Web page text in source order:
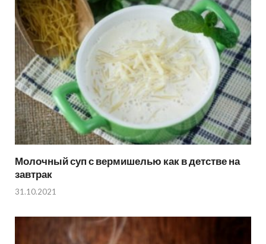
Молочный суп с вермишелью как в детстве на
завтрак
31.10.2021